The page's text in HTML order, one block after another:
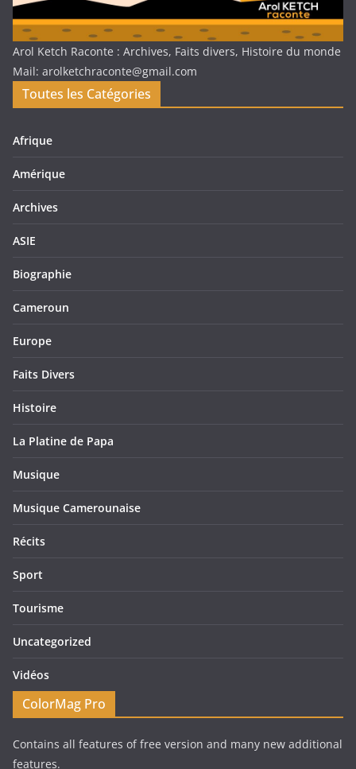
Arol Ketch Raconte : Archives, Faits divers, Histoire du monde
Mail: arolketchraconte@gmail.com
Toutes les Catégories
Afrique
Amérique
Archives
ASIE
Biographie
Cameroun
Europe
Faits Divers
Histoire
La Platine de Papa
Musique
Musique Camerounaise
Récits
Sport
Tourisme
Uncategorized
Vidéos
ColorMag Pro
Contains all features of free version and many new additional
features.